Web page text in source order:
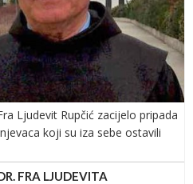
Ljudevit Rupčić zacijelo pripada
koji su iza sebe ostavili
FRA LJUDEVITA